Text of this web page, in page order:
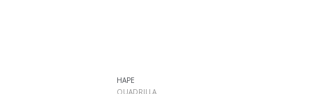
HAPE
QUADRILLA